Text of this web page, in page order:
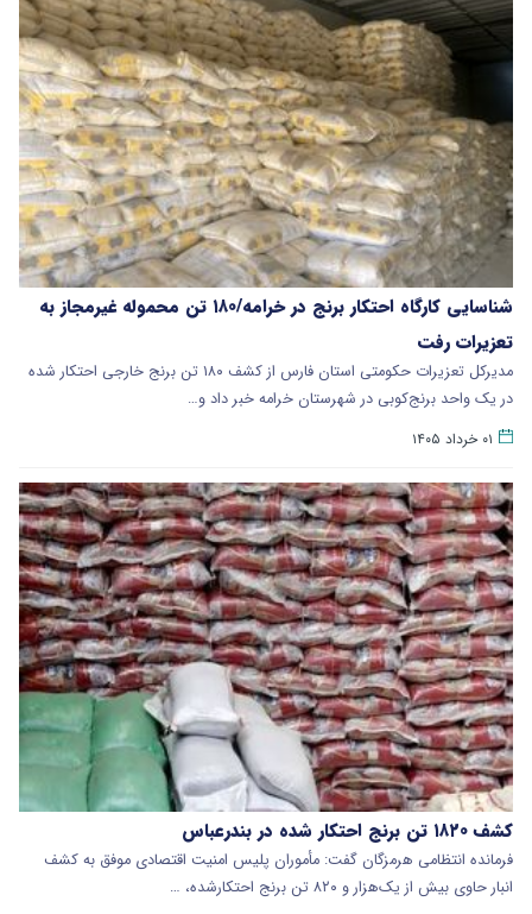
شناسایی کارگاه احتکار برنج در خرامه/۱۸۰ تن محموله غیرمجاز به
تعزیرات رفت
مدیرکل تعزیرات حکومتی استان فارس از کشف ۱۸۰ تن برنج خارجی احتکار شده
در یک واحد برنج‌کوبی در شهرستان خرامه خبر داد و…
۰۱ خرداد ۱۴۰۵
کشف ۱۸۲۰ تن برنج احتکار شده در بندرعباس
فرمانده انتظامی هرمزگان گفت: مأموران پلیس امنیت اقتصادی موفق به کشف
انبار حاوی بیش از یک‌هزار و ۸۲۰ تن برنج احتکارشده، …